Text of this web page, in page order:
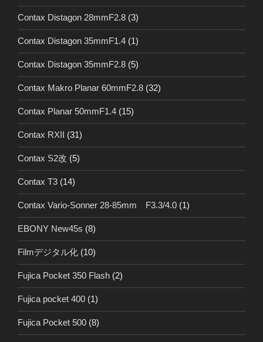
Contax Distagon 28mmF2.8 (3)
Contax Distagon 35mmF1.4 (1)
Contax Distagon 35mmF2.8 (5)
Contax Makro Planar 60mmF2.8 (32)
Contax Planar 50mmF1.4 (15)
Contax RXII (31)
Contax S2改 (5)
Contax T3 (14)
Contax Vario-Sonner 28-85mm F3.3/4.0 (1)
EBONY New45s (8)
Filmデジタル化 (10)
Fujica Pocket 350 Flash (2)
Fujica pocket 400 (1)
Fujica Pocket 500 (8)